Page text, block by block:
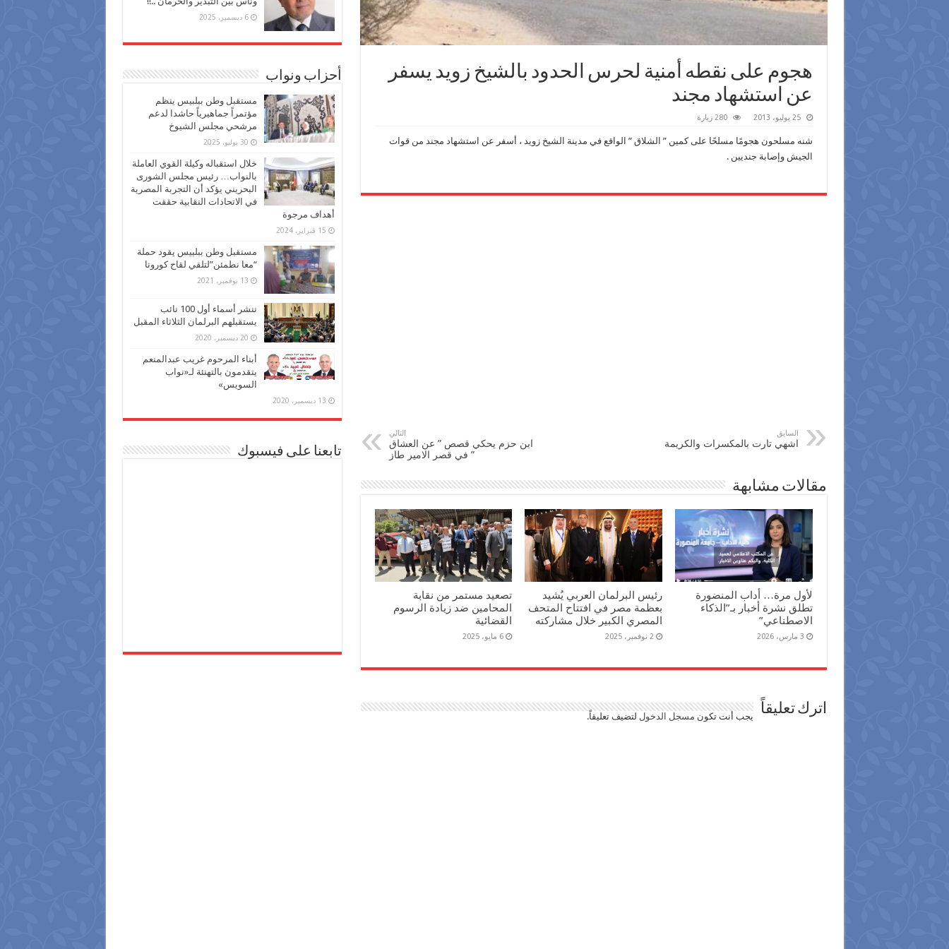
هجوم على نقطه أمنية لحرس الحدود بالشيخ زويد يسفر
عن استشهاد مجند
25 يوليو، 2013 280 زيارة
شنه مسلحون هجومًا مسلحًا على كمين ” الشلاق ” الواقع في مدينة الشيخ زويد ، أسفر عن استشهاد مجند من قوات
الجيش وإصابة جنديين .
السابق
اشهي تارت بالمكسرات والكريمة
التالي
ابن حزم يحكي قصص ” عن العشاق
” في قصر الامير طاز
مقالات مشابهة
لأول مرة… أداب المنضورة
تطلق نشرة أخبار بـ”الذكاء
الاصطناعي”
3 مارس، 2026
رئيس البرلمان العربي يُشيد
بعظمة مصر في افتتاح المتحف
المصري الكبير خلال مشاركته
2 نوفمبر، 2025
تصعيد مستمر من نقابة
المحامين ضد زيادة الرسوم
القضائية
6 مايو، 2025
اترك تعليقاً يجب أنت تكون مسجل الدخول لتضيف تعليقاً.
6 ديسمبر، 2025
أحزاب ونواب
مستقبل وطن ببلبيس ينظم
مؤتمراً جماهيرياً حاشدا لدعم
مرشحي مجلس الشيوخ
30 يوليو، 2025
خلال استقباله وكيلة القوي العاملة
بالنواب… رئيس مجلس الشورى
البحريني يؤكد أن التجربة المصرية
في الاتحادات النقابية حققت
أهداف مرجوة
15 فبراير، 2024
مستقبل وطن ببلبيس يقود حملة
“معا نطمئن”لتلقي لقاح كورونا
13 نوفمبر، 2021
ننشر أسماء أول 100 نائب
يستقبلهم البرلمان الثلاثاء المقبل
20 ديسمبر، 2020
أبناء المرحوم غريب عبدالمنعم
يتقدمون بالتهنئة لـ«نواب
السويس»
13 ديسمبر، 2020
تابعنا على فيسبوك